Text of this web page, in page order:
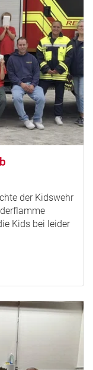
der Kidswehr
Kids bei leider